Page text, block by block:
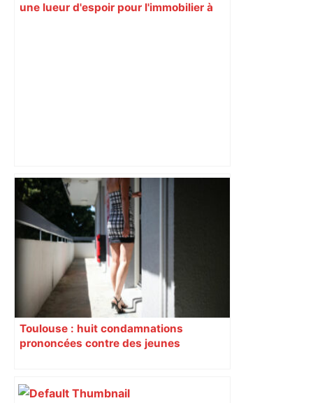
une lueur d'espoir pour l'immobilier à
Cryptorapt : cinq hommes, dont un
membre présumé de la DZ mafia,
écroués après la séquestration d’une
mère de famille près de Toulouse – Le
Toulouse : huit condamnations
prononcées contre des jeunes